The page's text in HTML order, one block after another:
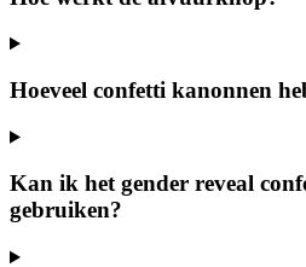
Hoeveel confetti kanonnen
Kan ik het gender reveal
gebruiken?